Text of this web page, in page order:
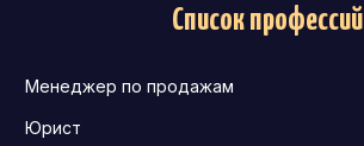
Список профессий
Менеджер по продажам
Юрист